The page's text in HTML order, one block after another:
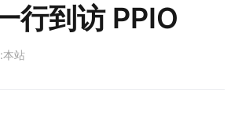
行到访 PPIO
本站